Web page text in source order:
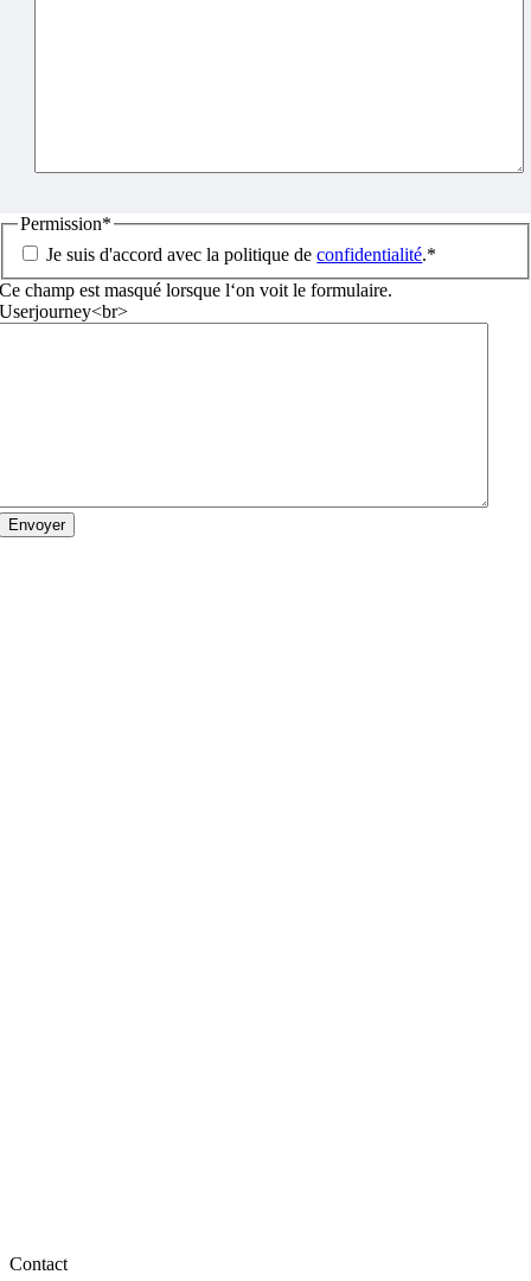
Permission*
Je suis d'accord avec la politique deconfidentialité.*
Ce champ est masqué lorsque l‘on voit le formulaire.
Userjourney<br>
Contact